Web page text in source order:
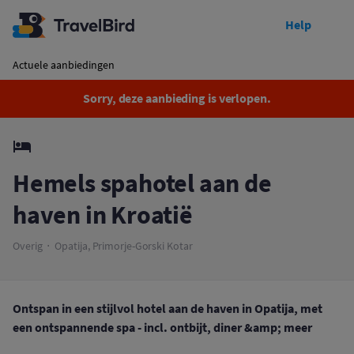
Help
Actuele aanbiedingen
Hemels spahotel aan de haven in Kroatië Afgelopen
Sorry, deze aanbieding is verlopen.
Hemels spahotel aan de
haven in Kroatië
Overig Opatija, Primorje-Gorski Kotar
Ontspan in een stijlvol hotel aan de haven in Opatija, met
een ontspannende spa - incl. ontbijt, diner &amp; meer